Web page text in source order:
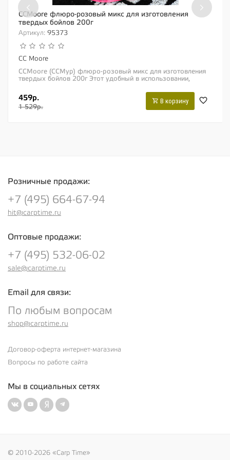
CCMoore флюро-розовый микс для изготовления
твердых бойлов 200г
Артикул: 95373
CC Moore
CCMoore (ССМур) флюро-розовый микс для изготовления
твердых бойлов 200г Этот удобный в использовании,
459р.
1 529р.
В корзину
‹ ›
Розничные продажи:
+7 (495) 664-67-94
hit@carptime.ru
Оптовые продажи:
+7 (495) 532-06-02
sale@carptime.ru
Email для связи:
По любым вопросам
shop@carptime.ru
Договор-оферта интернет-магазина
Вопросы по работе сайта
Мы в социальных сетях
© 2010-2026 «Carp Time»